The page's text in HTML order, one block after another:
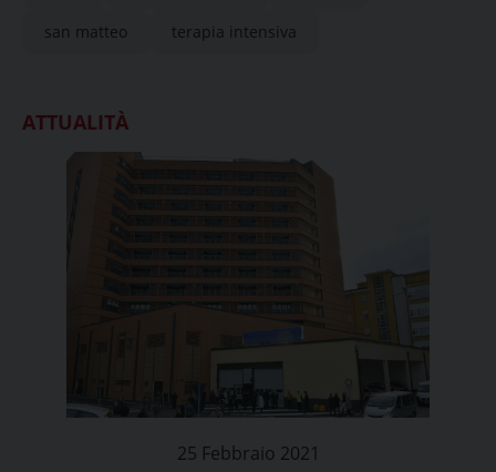
san matteo terapia intensiva
ATTUALITÀ
25 Febbraio 2021